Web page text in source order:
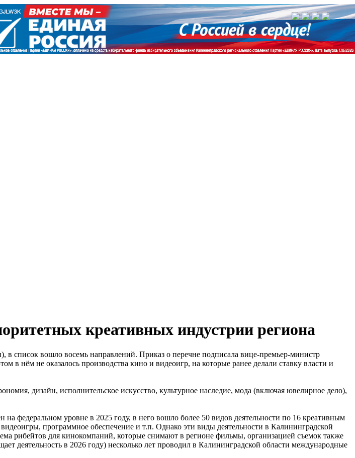
креативных индустрии региона
список вошло восемь направлений. Приказ о перечне подписала вице-премьер-министр
нём не оказалось производства кино и видеоигр, на которые ранее делали ставку власти и
дизайн, исполнительское искусство, культурное наследие, мода (включая ювелирное дело),
федеральном уровне в 2025 году, в него вошло более 50 видов деятельности по 16 креативным
программное обеспечение и т.п. Однако эти виды деятельности в Калининградской
рибейтов для кинокомпаний, которые снимают в регионе фильмы, организацией съемок также
деятельность в 2026 году) несколько лет проводил в Калининградской области международные